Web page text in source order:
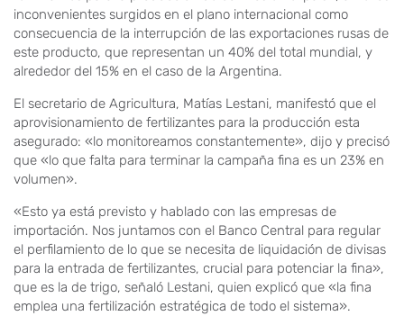
inconvenientes surgidos en el plano internacional como
consecuencia de la interrupción de las exportaciones rusas de
este producto, que representan un 40% del total mundial, y
alrededor del 15% en el caso de la Argentina.
El secretario de Agricultura, Matías Lestani, manifestó que el
aprovisionamiento de fertilizantes para la producción esta
asegurado: «lo monitoreamos constantemente», dijo y precisó
que «lo que falta para terminar la campaña fina es un 23% en
volumen».
«Esto ya está previsto y hablado con las empresas de
importación. Nos juntamos con el Banco Central para regular
el perfilamiento de lo que se necesita de liquidación de divisas
para la entrada de fertilizantes, crucial para potenciar la fina»,
que es la de trigo, señaló Lestani, quien explicó que «la fina
emplea una fertilización estratégica de todo el sistema».